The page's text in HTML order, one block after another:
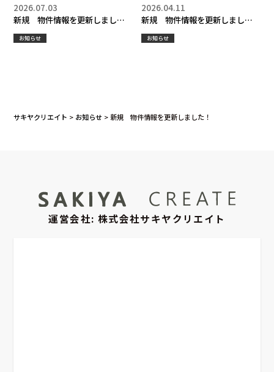
新規 物件情報を更新しまし
た！
2026.07.03
お知らせ
新規 物件情報を更新しまし
た！
2026.04.11
お知らせ
サキヤクリエイト > お知らせ >新規 物件情報を更新しました！
運営会社: 株式会社サキヤクリエイト